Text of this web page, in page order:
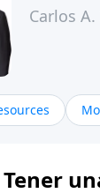
Carlos